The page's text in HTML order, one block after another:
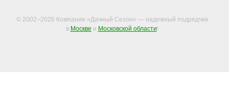
© 2002–2026 Компания «Дачный Сезон» — надежный подрядчик
в Москве и Московской области!